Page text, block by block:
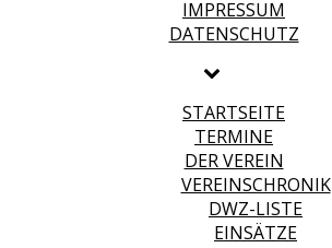
IMPRESSUM
DATENSCHUTZ
STARTSEITE
TERMINE
DER VEREIN
VEREINSCHRONIK
DWZ-LISTE
EINSÄTZE